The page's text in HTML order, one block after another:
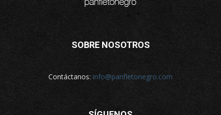
SOBRE NOSOTROS
Contáctanos: info@panfletonegro.com